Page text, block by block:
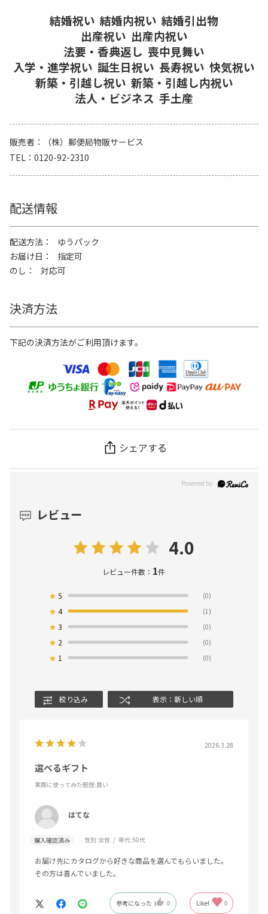
結婚祝い 結婚内祝い 結婚引出物
出産祝い 出産内祝い
法要・香典返し 喪中見舞い
入学・進学祝い 誕生日祝い 長寿祝い 快気祝い
新築・引越し祝い 新築・引越し内祝い
法人・ビジネス 手土産
販売者
（株）郵便局物販サービス
TEL
0120-92-2310
配送情報
配送方法
ゆうパック
お届け日
指定可
のし
対応可
決済方法
下記の決済方法がご利用頂けます。
シェアする
レビュー
4.0
レビュー件数： 1件
★5 (0)
★4 (1)
★3 (0)
★ 2 (0)
★ 1 (0)
絞り込み 表示：新しい順
2026.3.28
選べるギフト
実際に使ってみた感想:良い
はてな
購入確認済み 性別:女性 年代:50代
お届け先にカタログから好きな商品を選んでもらいました。
その方は喜んでいました。
参考になった 0 Like! 0